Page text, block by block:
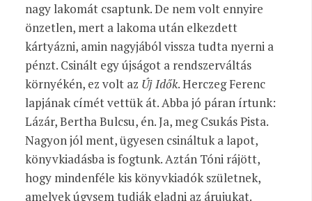
nagy lakomát csaptunk. De nem volt ennyire
önzetlen, mert a lakoma után elkezdett
kártyázni, amin nagyjából vissza tudta nyerni a
pénzt. Csinált egy újságot a rendszerváltás
környékén, ez volt az Új Idők. Herczeg Ferenc
lapjának címét vettük át. Abba jó páran írtunk:
Lázár, Bertha Bulcsu, én. Ja, meg Csukás Pista.
Nagyon jól ment, ügyesen csináltuk a lapot,
könyvkiadásba is fogtunk. Aztán Tóni rájött,
hogy mindenféle kis könyvkiadók születnek,
amelyek úgysem tudják eladni az árujukat.